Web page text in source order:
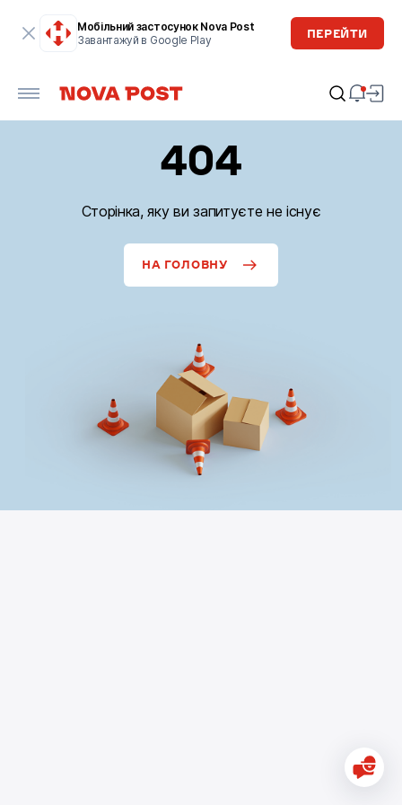
Мобільний застосунок Nova Post
Завантажуй в Google Play
ПЕРЕЙТИ
404
Сторінка, яку ви запитуєте не існує
НА ГОЛОВНУ